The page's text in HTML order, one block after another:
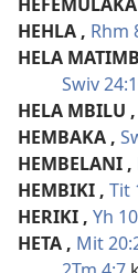
HEHLA , Rhm
HELA
Swiv
HELA MBILU ,
HEMBAKA ,
HEMBELANI ,
HEMBIKI , Tit
HERIKI , Yh
HETA , Mit